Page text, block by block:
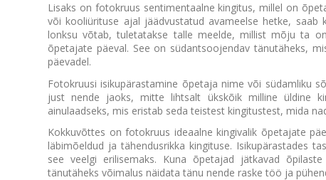
Lisaks on fotokruus sentimentaalne kingitus, millel on
või kooliürituse ajal jäädvustatud avameelse hetke,
lonksu võtab, tuletatakse talle meelde, millist mõju ta
õpetajate päeval. See on südantsoojendav tänutäheks,
päevadel.
Fotokruusi isikupärastamine õpetaja nime või südamliku
just nende jaoks, mitte lihtsalt ükskõik milline üldine
ainulaadseks, mis eristab seda teistest kingitustest, mida
Kokkuvõttes on fotokruus ideaalne kingivalik õpetajate
läbimõeldud ja tähendusrikka kingituse. Isikupärastades
see veelgi erilisemaks. Kuna õpetajad jätkavad
tänutäheks võimalus näidata tänu nende raske töö ja